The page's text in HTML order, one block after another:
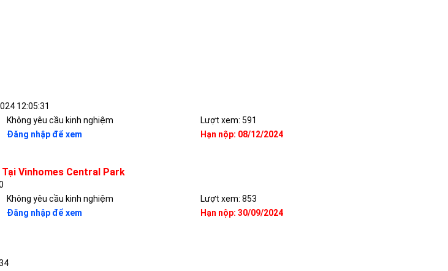
12:05:31
Không yêu cầu kinh nghiệm
Lượt xem: 591
Đăng nhập để xem Hạn nộp: 08/12/2024
Tại Vinhomes Central Park
Không yêu cầu kinh nghiệm
Lượt xem: 853
Đăng nhập để xem Hạn nộp: 30/09/2024